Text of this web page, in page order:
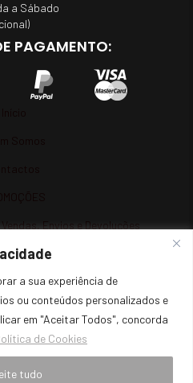
a sua experiência de
ou conteúdos personalizados e
em "Aceitar Todos", concorda
de Cookies
tudo
a Sábado
PAGAMENTO:
Envios e Devoluções
Condições
Privacidade
de Litígios